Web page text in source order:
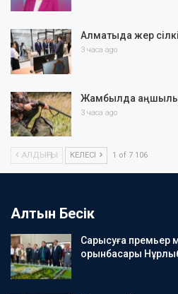
Алматыда жер
3 часа ago
Жамбылда
3 часа ago
АЛДЫҢҒЫ КЕЛЕСІ 1 of 7 106
Алтын Бесік
Сарысуға премьер
орынбасары